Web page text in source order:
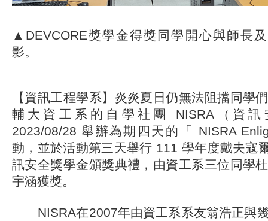
▲DEVCORE獎學金得獎同學開心與師長
影。
【資訊工程學系】炎炎夏日仍無法阻擋同學
輔大資工系的自學社團 NISRA（資
2023/08/28 舉辦為期四天的「 NISRA
動，並於活動第三天舉行 111 學年度戴夫寇
訊安全獎學金頒獎典禮，由資工系三位同學
宇涵獲獎。
NISRA在2007年由資工系系友翁浩正與